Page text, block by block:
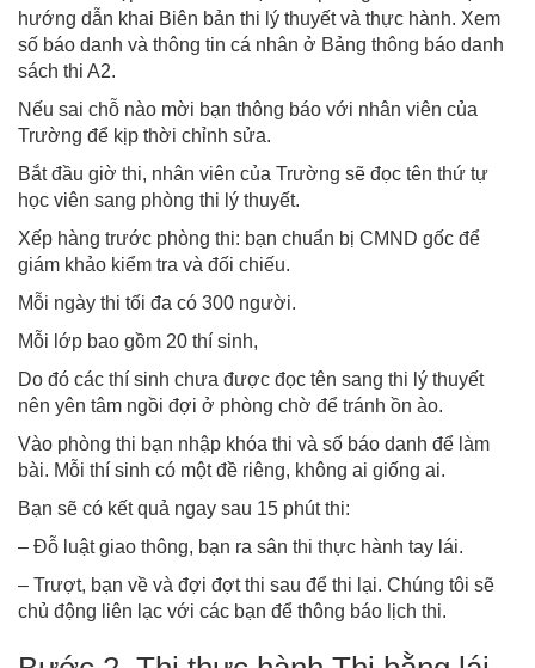
hướng dẫn khai Biên bản thi lý thuyết và thực hành. Xem
số báo danh và thông tin cá nhân ở Bảng thông báo danh
sách thi A2.
Nếu sai chỗ nào mời bạn thông báo với nhân viên của
Trường để kịp thời chỉnh sửa.
Bắt đầu giờ thi, nhân viên của Trường sẽ đọc tên thứ tự
học viên sang phòng thi lý thuyết.
Xếp hàng trước phòng thi: bạn chuẩn bị CMND gốc để
giám khảo kiểm tra và đối chiếu.
Mỗi ngày thi tối đa có 300 người.
Mỗi lớp bao gồm 20 thí sinh,
Do đó các thí sinh chưa được đọc tên sang thi lý thuyết
nên yên tâm ngồi đợi ở phòng chờ để tránh ồn ào.
Vào phòng thi bạn nhập khóa thi và số báo danh để làm
bài. Mỗi thí sinh có một đề riêng, không ai giống ai.
Bạn sẽ có kết quả ngay sau 15 phút thi:
– Đỗ luật giao thông, bạn ra sân thi thực hành tay lái.
– Trượt, bạn về và đợi đợt thi sau để thi lại. Chúng tôi sẽ
chủ động liên lạc với các bạn để thông báo lịch thi.